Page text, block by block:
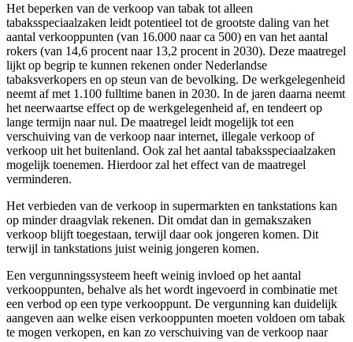
Het beperken van de verkoop van tabak tot alleen
tabaksspeciaalzaken leidt potentieel tot de grootste daling van het
aantal verkooppunten (van 16.000 naar ca 500) en van het aantal
rokers (van 14,6 procent naar 13,2 procent in 2030). Deze maatregel
lijkt op begrip te kunnen rekenen onder Nederlandse
tabaksverkopers en op steun van de bevolking. De werkgelegenheid
neemt af met 1.100 fulltime banen in 2030. In de jaren daarna neemt
het neerwaartse effect op de werkgelegenheid af, en tendeert op
lange termijn naar nul. De maatregel leidt mogelijk tot een
verschuiving van de verkoop naar internet, illegale verkoop of
verkoop uit het buitenland. Ook zal het aantal tabaksspeciaalzaken
mogelijk toenemen. Hierdoor zal het effect van de maatregel
verminderen.
Het verbieden van de verkoop in supermarkten en tankstations kan
op minder draagvlak rekenen. Dit omdat dan in gemakszaken
verkoop blijft toegestaan, terwijl daar ook jongeren komen. Dit
terwijl in tankstations juist weinig jongeren komen.
Een vergunningssysteem heeft weinig invloed op het aantal
verkooppunten, behalve als het wordt ingevoerd in combinatie met
een verbod op een type verkooppunt. De vergunning kan duidelijk
aangeven aan welke eisen verkooppunten moeten voldoen om tabak
te mogen verkopen, en kan zo verschuiving van de verkoop naar